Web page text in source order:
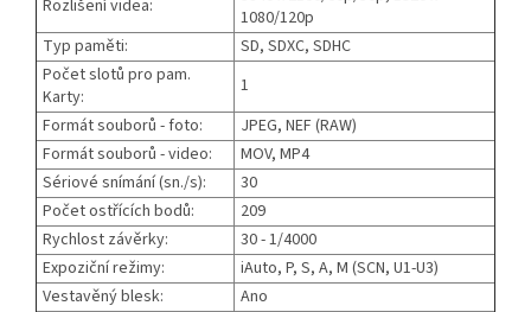
Rozlišení videa:
1080/120p
Typ paměti:
SD, SDXC, SDHC
Počet slotů pro pam.
Karty:
1
Formát souborů - foto:
JPEG, NEF (RAW)
Formát souborů - video:
MOV, MP4
Sériové snímání (sn./s):
30
Počet ostřících bodů:
209
Rychlost závěrky:
30 - 1/4000
Expoziční režimy:
iAuto, P, S, A, M (SCN, U1-U3)
Vestavěný blesk:
Ano